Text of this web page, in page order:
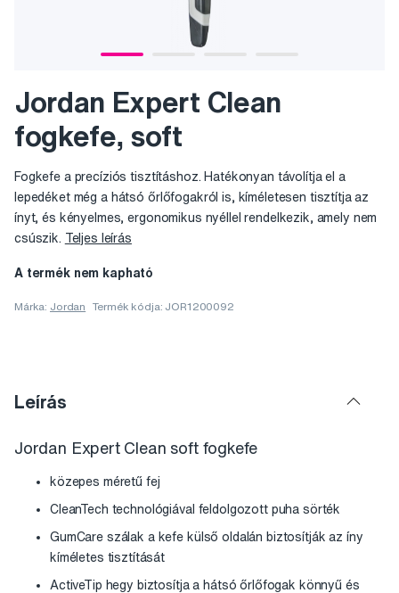
Jordan Expert Clean
fogkefe, soft
Fogkefe a precíziós tisztításhoz. Hatékonyan távolítja el a
lepedéket még a hátsó őrlőfogakról is, kíméletesen tisztítja az
ínyt, és kényelmes, ergonomikus nyéllel rendelkezik, amely nem
csúszik. Teljes leírás
A termék nem kapható
Márka: Jordan Termék kódja: JOR1200092
Leírás
Jordan Expert Clean soft fogkefe
közepes méretű fej
CleanTech technológiával feldolgozott puha sörték
GumCare szálak a kefe külső oldalán biztosítják az íny
kíméletes tisztítását
ActiveTip hegy biztosítja a hátsó őrlőfogak könnyű és